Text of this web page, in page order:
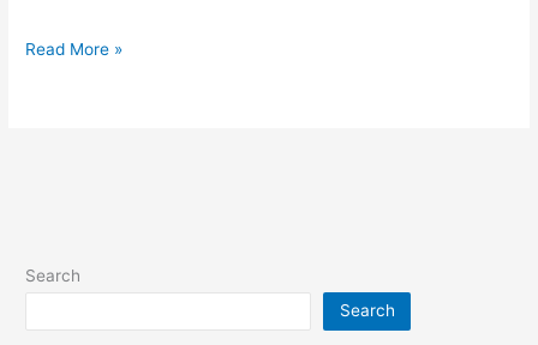
البراءة
Read More »
Search
Search